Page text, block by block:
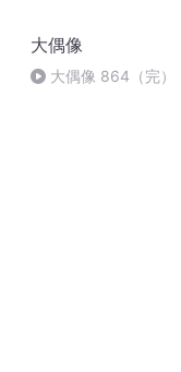
大偶像
大偶像 864（完）